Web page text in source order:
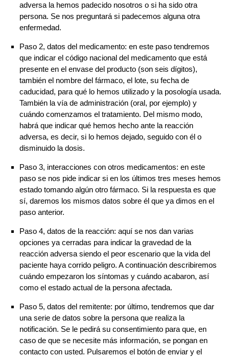
adversa la hemos padecido nosotros o si ha sido otra
persona. Se nos preguntará si padecemos alguna otra
enfermedad.
Paso 2, datos del medicamento: en este paso tendremos
que indicar el código nacional del medicamento que está
presente en el envase del producto (son seis dígitos),
también el nombre del fármaco, el lote, su fecha de
caducidad, para qué lo hemos utilizado y la posología usada.
También la vía de administración (oral, por ejemplo) y
cuándo comenzamos el tratamiento. Del mismo modo,
habrá que indicar qué hemos hecho ante la reacción
adversa, es decir, si lo hemos dejado, seguido con él o
disminuido la dosis.
Paso 3, interacciones con otros medicamentos: en este
paso se nos pide indicar si en los últimos tres meses hemos
estado tomando algún otro fármaco. Si la respuesta es que
sí, daremos los mismos datos sobre él que ya dimos en el
paso anterior.
Paso 4, datos de la reacción: aquí se nos dan varias
opciones ya cerradas para indicar la gravedad de la
reacción adversa siendo el peor escenario que la vida del
paciente haya corrido peligro. A continuación describiremos
cuándo empezaron los síntomas y cuándo acabaron, así
como el estado actual de la persona afectada.
Paso 5, datos del remitente: por último, tendremos que dar
una serie de datos sobre la persona que realiza la
notificación. Se le pedirá su consentimiento para que, en
caso de que se necesite más información, se pongan en
contacto con usted. Pulsaremos el botón de enviar y el